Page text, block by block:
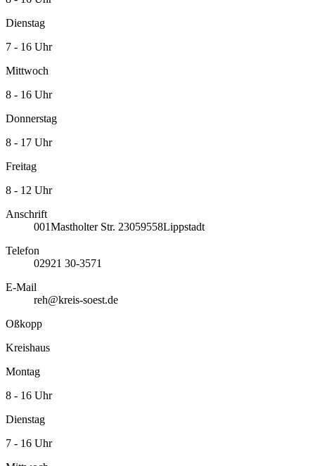
Dienstag
7 - 16 Uhr
Mittwoch
8 - 16 Uhr
Donnerstag
8 - 17 Uhr
Freitag
8 - 12 Uhr
Anschrift
001Mastholter Str. 23059558Lippstadt
Telefon
02921 30-3571
E-Mail
reh@kreis-soest.de
Oßkopp
Kreishaus
Montag
8 - 16 Uhr
Dienstag
7 - 16 Uhr